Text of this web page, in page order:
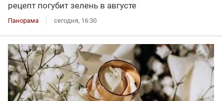
рецепт погубит зелень в августе
Панорама сегодня, 16:30